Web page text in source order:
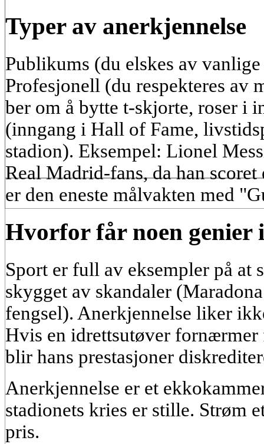
Typer av anerkjennelse
Publikums (du elskes av
Profesjonell (du respekteres av
ber om å bytte t-skjorte, roser i
(inngang i Hall of Fame,
stadion). Eksempel: Lionel
Real Madrid-fans, da han
er den eneste målvakten med
Hvorfor får noen genier
Sport er full av eksempler på at
skygget av skandaler
fengsel). Anerkjennelse liker
Hvis en idrettsutøver
blir hans prestasjoner
Anerkjennelse er et
stadionets kries er stille. Strøm
pris.